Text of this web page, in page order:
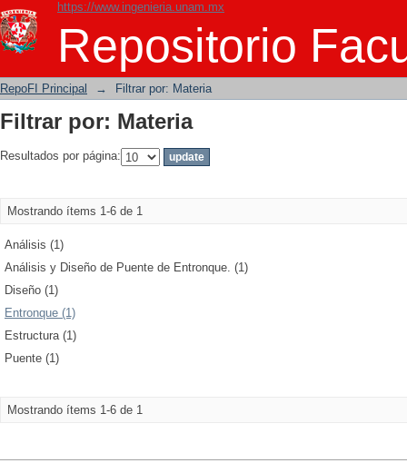
https://www.ingenieria.unam.mx
Repositorio
Filtrar por: Materia
RepoFI Principal → Filtrar por: Materia
Filtrar por: Materia
Resultados por página:
Mostrando ítems 1-6 de 1
Análisis (1)
Análisis y Diseño de Puente de Entronque. (1)
Diseño (1)
Entronque (1)
Estructura (1)
Puente (1)
Mostrando ítems 1-6 de 1